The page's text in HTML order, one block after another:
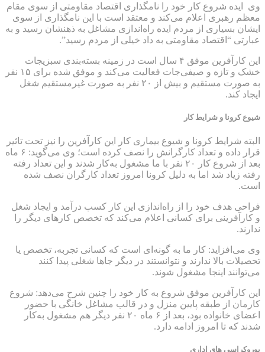
وی ایده شروع کار خود را نامگذاری اقتصاد مقاومتی از سوی مقام
معظم رهبری اعلام می‌کند و معتقد است با این نامگذاری از سوی
ایشان بسیاری از مردم ایده راه‌اندازی مشاغل به ذهنشان رسید و به
عبارتی “اقتصاد مقاومتی به داد خیلی از مردم رسید”.
این کارآفرین موفق ۴ سال است در زمینه بسته‌بندی سبزیجات
خشک و تازه و صیفی‌جات فعالیت می‌کند و موفق شده برای ۱۵ نفر
به صورت مستقیم و بیش از ۲۰ نفر به صورت غیرمستقیم شغل
ایجاد کند.
شیوع کرونا و شرایط کار
البته شرایط کرونا و شیوع بیماری کار این کارآفرین را نیز تحت تاثیر
قرار داده و تعداد کارگرانش را نصف کرده است؛ وی می‌گوید: ۶ ماه
بعد از شروع کار ۲۰ نفر با ما مشغول به‌کار شدند و این تعداد رفته
رفته زیاد شد اما به دلیل کرونا امروز تعداد کارگران نصف شده
است.
فراحی هدف خود را از راه‌اندازی این کار کسب درآمد و ایجاد شغل
و کارآفرینی برای کسانی اعلام می‌کند که تخصص کارهای دیگر را
ندارند.
وی می‌افزاید: کار ما به گونه‌ای است که کسانی تجربه، تخصص یا
تحصیلات بالا ندارند و نتوانستند در دیگر جاها شغلی پیدا کنند
می‌توانند اینجا مشغول شوند.
این کارآفرین موفق شروع به کار خود را چنین شرح می‌دهد: شروع
کارمان از طبقه پایین منزل و در قالب مشاغل خانگی با حضور
اعضای خانواده بود، بعد از ۶ ماه ۲۰ نفر دیگر هم مشغول به‌کار
شدند که تا امروز ادامه دارد.
بوروکراسی های اداری